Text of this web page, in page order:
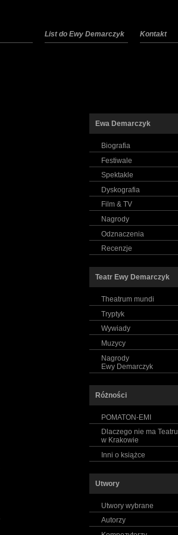
List do Ewy Demarczyk Kontakt
Ewa Demarczyk
Biografia
Festiwale
Spektakle
Dyskografia
Film & TV
Nagrody
Odznaczenia
Recenzje
Teatr Ewy Demarczyk
Theatrum mundi
Tryptyk
Wywiady
Muzycy
Nagrody
Ewy Demarczyk
Różności
POMATON-EMI
Dlaczego nie ma Teatru
w Krakowie
Inni o książce
Utwory
Utwory wybrane
Autorzy